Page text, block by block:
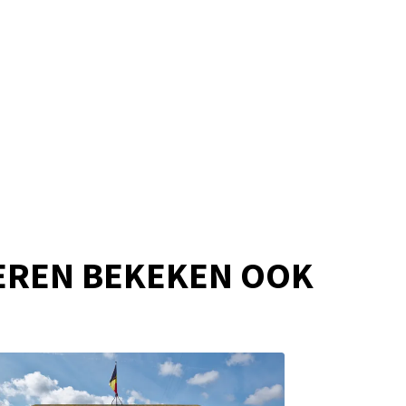
BEKEKEN OOK